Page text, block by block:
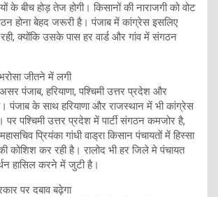
के बीच होड़ तेज होगी। किसानों की नाराजगी को वोट
होना बेहद जरूरी है। पंजाब में कांग्रेस इसलिए
क्योंकि उसके पास हर वार्ड और गांव में संगठन
जीतने में लगी
पंजाब, हरियाणा, पश्चिमी उत्तर प्रदेश और
पंजाब के साथ हरियाणा और राजस्थान में भी कांग्रेस
पश्चिमी उत्तर प्रदेश में पार्टी संगठन कमजोर है,
प्रियंका गांधी वाड्रा किसान पंचायतों में हिस्सा
कोशिश कर रही है। रालोद भी हर जिले मे पंचायत
हासिल करने में जुटी है।
पर दबाव बढ़ेगा